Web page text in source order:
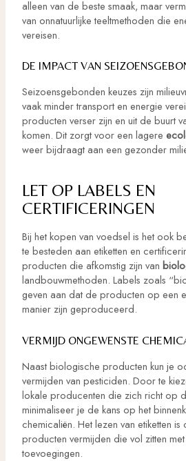
alleen van de beste smaak, maar
van onnatuurlijke teeltmethoden die
vereisen.
DE IMPACT VAN
Seizoensgebonden keuzes zijn
vaak minder transport en energie
producten verser zijn en uit de buurt
komen. Dit zorgt voor een lagere
weer bijdraagt aan een gezonder
LET OP LABELS EN
CERTIFICERINGEN
Bij het kopen van voedsel is het ook
te besteden aan etiketten en
producten die afkomstig zijn van
landbouwmethoden. Labels zoals
geven aan dat de producten op een
manier zijn geproduceerd.
VERMIJD ONGEWENSTE
Naast biologische producten kun je
vermijden van pesticiden. Door te
lokale producenten die zich richt op
minimaliseer je de kans op het
chemicaliën. Het lezen van etiketten
producten vermijden die vol zitten met
toevoegingen.